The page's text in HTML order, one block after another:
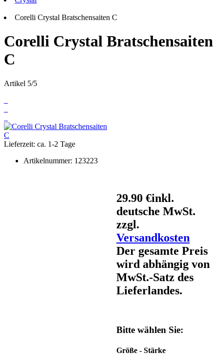
Corelli Crystal Bratschensaiten C
Corelli Crystal Bratschensaiten
C
Artikel 5/5
Lieferzeit: ca. 1-2 Tage
Artikelnummer: 123223
29.90 €inkl.
deutsche MwSt.
zzgl.
Versandkosten
Der gesamte Preis
wird abhängig von
MwSt.-Satz des
Lieferlandes.
Bitte wählen Sie:
Größe - Stärke